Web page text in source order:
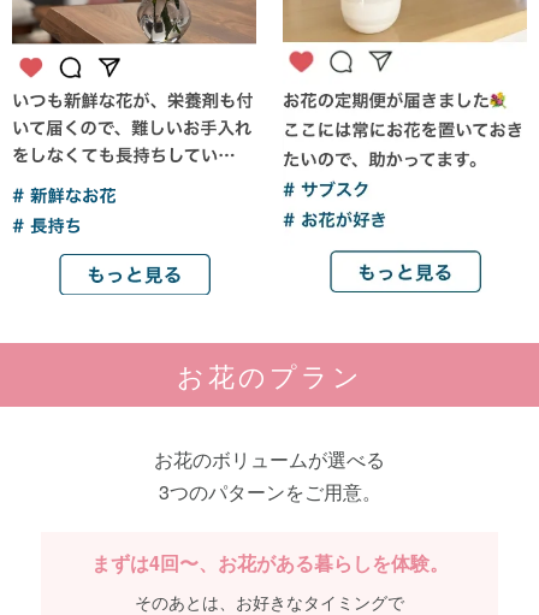
お花のプラン
お花のボリュームが選べる
3つのパターンをご用意。
まずは4回〜、お花がある暮らしを体験。
そのあとは、お好きなタイミングで